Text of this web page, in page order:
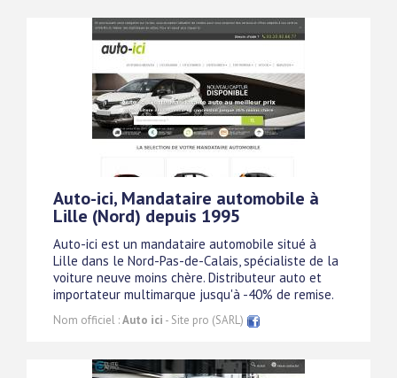
Auto-ici, Mandataire automobile à
Lille (Nord) depuis 1995
Auto-ici est un mandataire automobile situé à
Lille dans le Nord-Pas-de-Calais, spécialiste de la
voiture neuve moins chère. Distributeur auto et
importateur multimarque jusqu'à -40% de remise.
Nom officiel :Auto ici - Site pro (SARL)